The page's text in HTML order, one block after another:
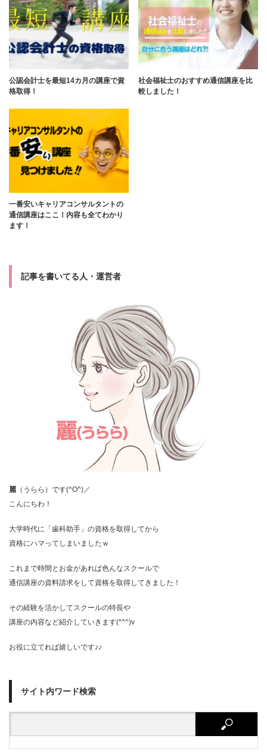
公認会計士を最短14カ月の講座で資
格取得！
社会福祉士のおすすめ通信講座を比
較しました！
一番安いキャリアコンサルタントの
通信講座はここ！内容も全てわかり
ます！
記事を書いてる人・運営者
麗 （うらら）です(^O^)／
こんにちわ！
大学時代に「歯科助手」の資格を取得してから
資格にハマってしまいましたｗ
これまで時間とお金があれば色んなスクールで
通信講座の資料請求をして資格を取得してきました！
その経験を活かしてスクールの特長や
講座の内容など紹介していきます(*^^)v
お役に立てれば嬉しいです♪♪
サイト内ワード検索